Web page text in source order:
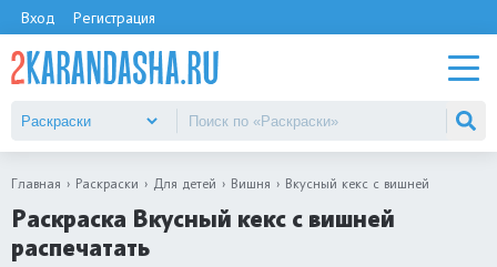
Вход Регистрация
Главная Раскраски Для детей Вишня Вкусный кекс с вишней
Раскраска Вкусный кекс с вишней
распечатать